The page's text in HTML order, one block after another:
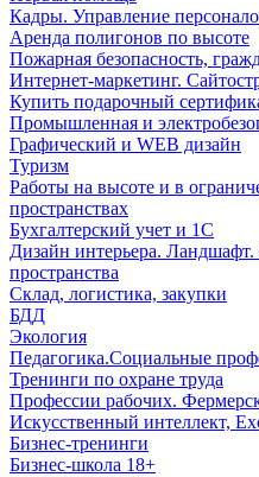
Кадры. Управление
Аренда полигонов по высоте
Пожарная безопасность,
Интернет-маркетинг.
Купить подарочный
Промышленная и
Графический и WEB дизайн
Туризм
Работы на высоте и в
пространствах
Бухгалтерский учет и 1С
Дизайн интерьера.
пространства
Склад, логистика, закупки
БДД
Экология
Педагогика.Социальные
Тренинги по охране труда
Профессии рабочих.
Искусственный интеллект,
Бизнес-тренинги
Бизнес-школа 18+